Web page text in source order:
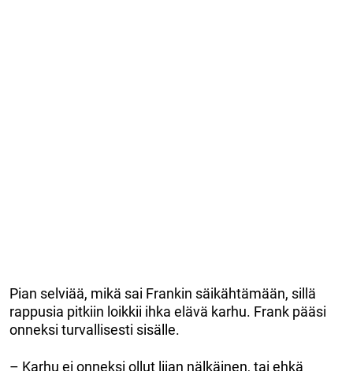
Pian selviää, mikä sai Frankin säikähtämään, sillä
rappusia pitkiin loikkii ihka elävä karhu. Frank pääsi
onneksi turvallisesti sisälle.
– Karhu ei onneksi ollut liian nälkäinen, tai ehkä